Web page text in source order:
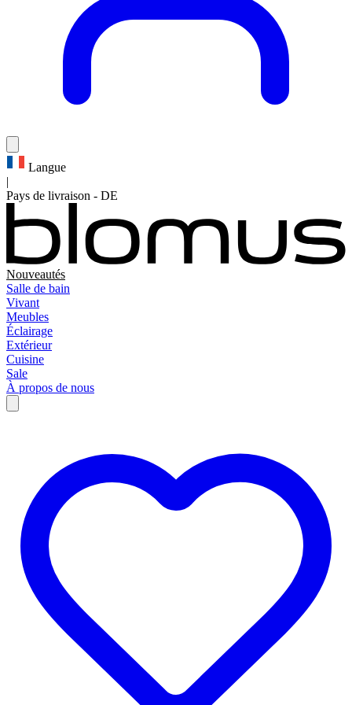
Langue
|
Pays de livraison - DE
Nouveautés
Salle de bain
Vivant
Meubles
Éclairage
Extérieur
Cuisine
Sale
À propos de nous